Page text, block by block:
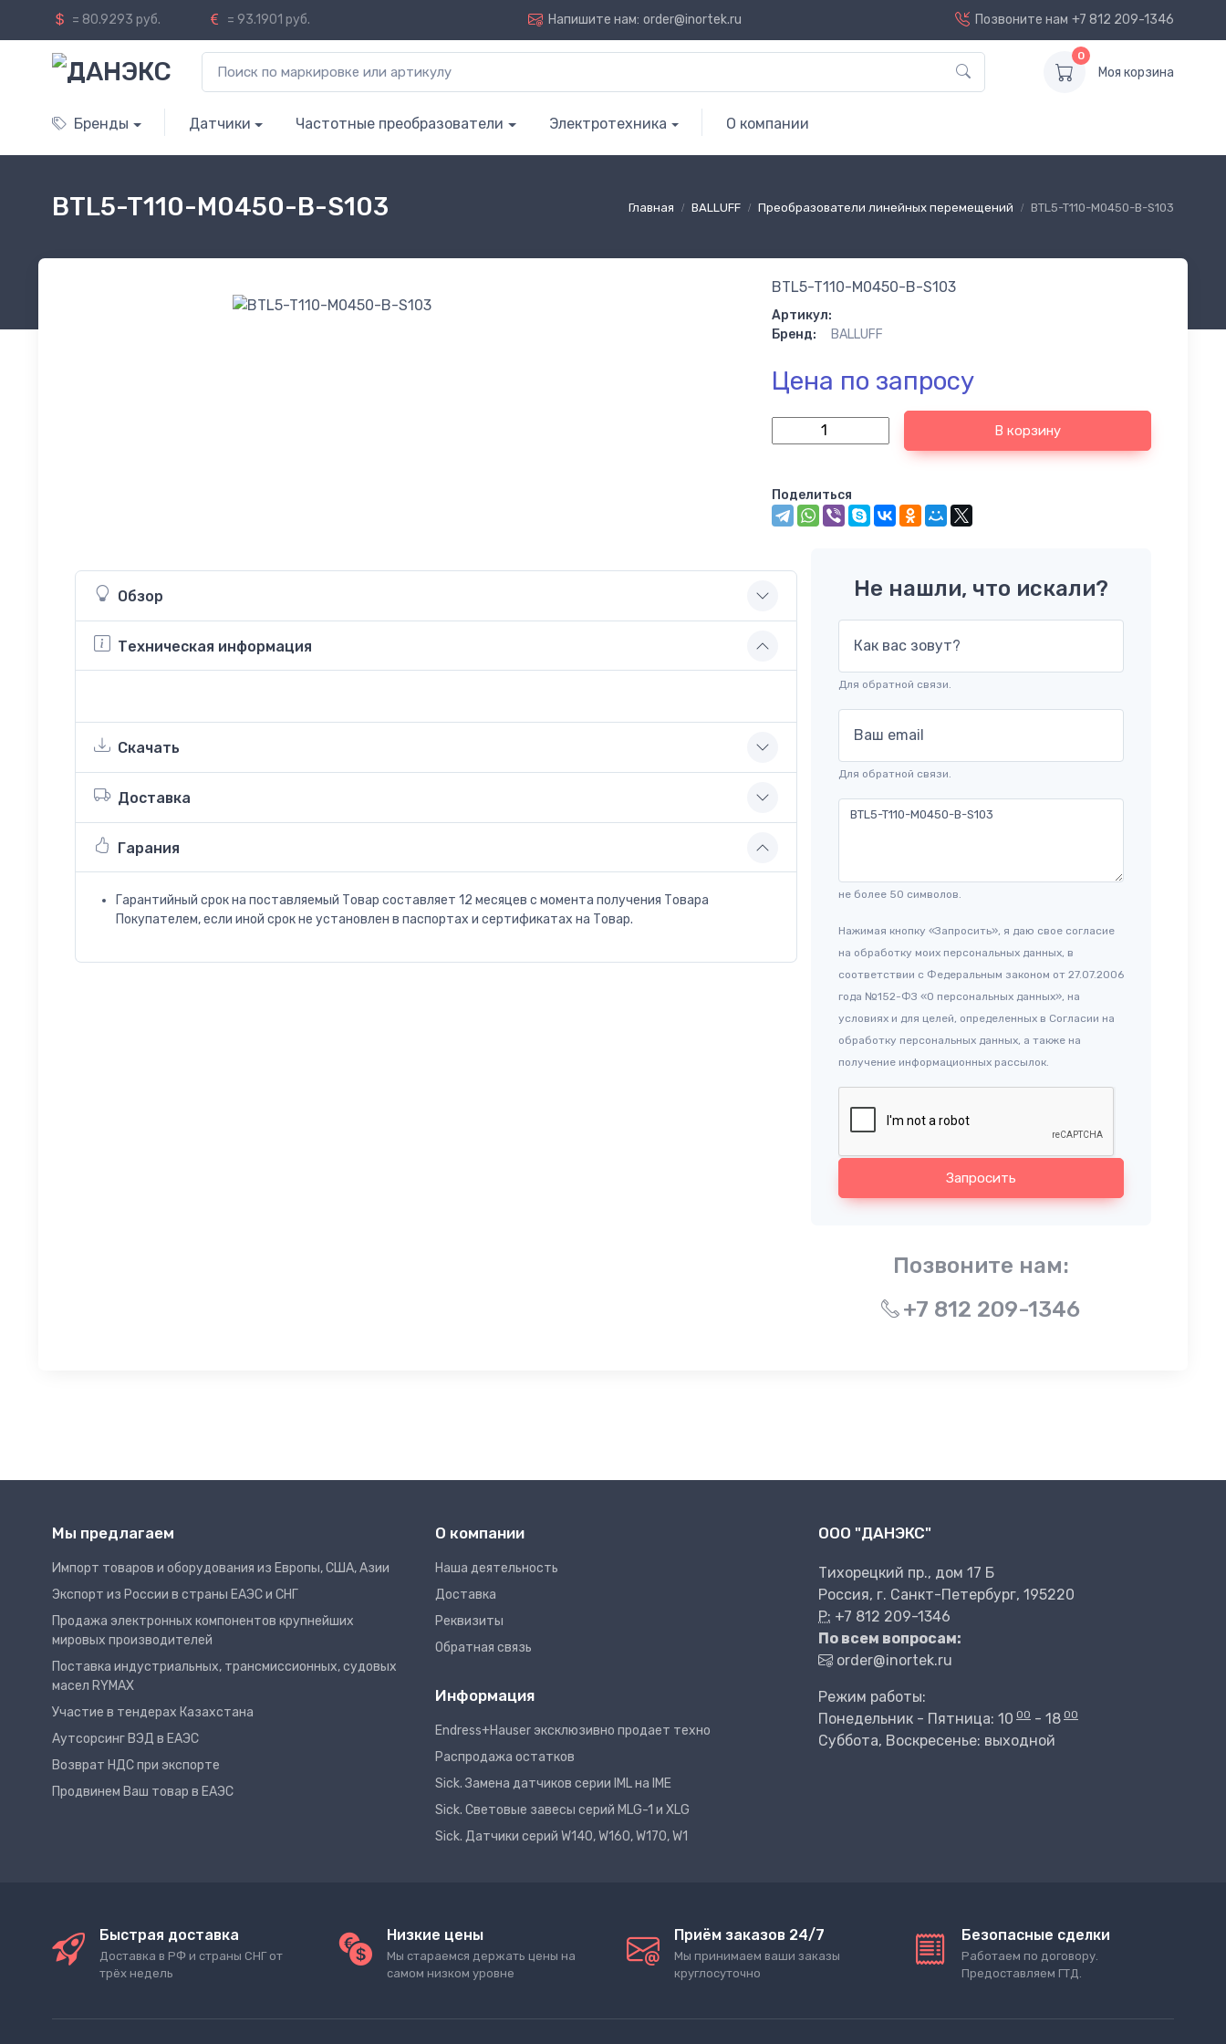
= 80.9293 руб. = 93.1901 руб. Напишите нам: order@inortek.ru Позвоните нам +7 812 209-1346
0
Моя корзина
Бренды Датчики Частотные преобразователи Электротехника О компании
Главная BALLUFF Преобразователи линейных перемещений BTL5-T110-M0450-B-S103
BTL5-T110-M0450-B-S103
BTL5-T110-M0450-B-S103
Артикул:
Бренд:
BALLUFF
Цена по запросу
В корзину
Поделиться
Обзор
Техническая информация
Скачать
Доставка
Гарания
Гарантийный срок на поставляемый Товар составляет 12 месяцев с момента получения Товара
Покупателем, если иной срок не установлен в паспортах и сертификатах на Товар.
Не нашли, что искали?
Как вас зовут?
Для обратной связи.
Ваш email
Для обратной связи.
не более 50 символов.
Нажимая кнопку «Запросить», я даю свое согласие
на обработку моих персональных данных, в
соответствии с Федеральным законом от 27.07.2006
года №152-ФЗ «О персональных данных», на
условиях и для целей, определенных в Согласии на
обработку персональных данных, а также на
получение информационных рассылок.
Запросить
Позвоните нам:
+7 812 209-1346
Мы предлагаем
Импорт товаров и оборудования из Европы, США, Азии
Экспорт из России в страны ЕАЭС и СНГ
Продажа электронных компонентов крупнейших
мировых производителей
Поставка индустриальных, трансмиссионных, судовых
масел RYMAX
Участие в тендерах Казахстана
Аутсорсинг ВЭД в ЕАЭС
Возврат НДС при экспорте
Продвинем Ваш товар в ЕАЭС
О компании
Наша деятельность
Доставка
Реквизиты
Обратная связь
Информация
Endress+Hauser эксклюзивно продает техно
Распродажа остатков
Sick. Замена датчиков серии IML на IME
Sick. Световые завесы серий MLG-1 и XLG
Sick. Датчики серий W140, W160, W170, W1
ООО "ДАНЭКС"
Тихорецкий пр., дом 17 Б
Россия, г. Санкт-Петербург, 195220
P: +7 812 209-1346
По всем вопросам:
order@inortek.ru
Режим работы:
Понедельник - Пятница: 10 00 - 18 00
Суббота, Воскресенье: выходной
Быстрая доставка
Доставка в РФ и страны СНГ от
трёх недель
Низкие цены
Мы стараемся держать цены на
самом низком уровне
Приём заказов 24/7
Мы принимаем ваши заказы
круглосуточно
Безопасные сделки
Работаем по договору.
Предоставляем ГТД.